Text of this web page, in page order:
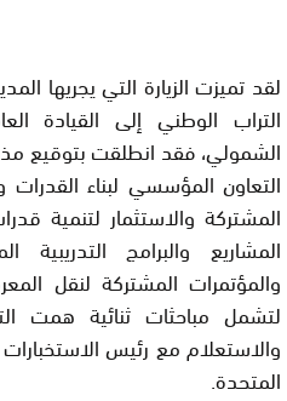
لقد تميزت الزيارة التي يجريها
التراب الوطني إلى القيادة
الشمولي، فقد انطلقت بتوقيع
التعاون المؤسسي لبناء
المشتركة والاستثمار لتنمية
المشاريع والبرامج التدريبية
والمؤتمرات المشتركة لنقل
لتشمل مباحثات ثنائية همت
والاستعلام مع رئيس الاستخبارات
المتحدة.